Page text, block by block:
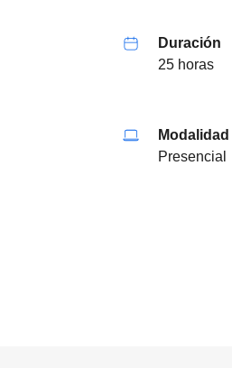
Duración
25 horas
Modalidad
Presencial